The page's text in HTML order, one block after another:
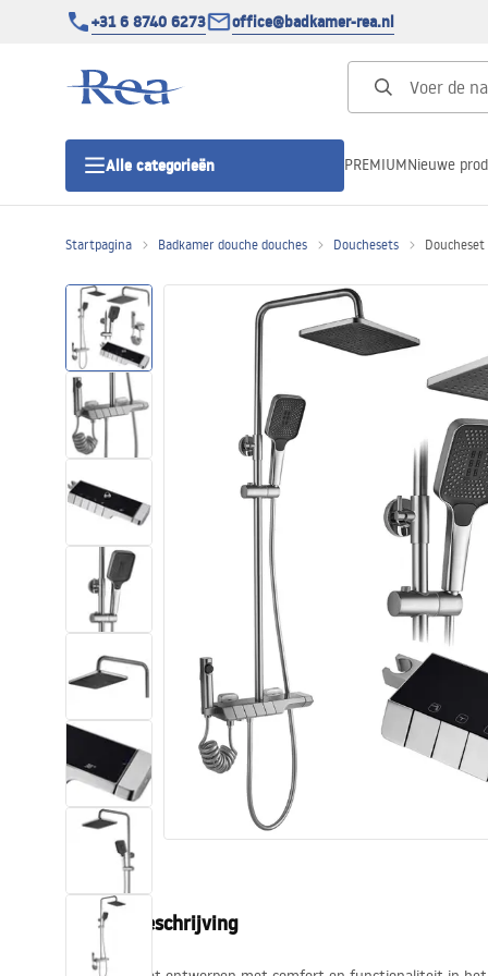
+31 6 8740 6273 office@badkamer-rea.nl
Alle categorieën
Douchedeur
Douchebakken
Lineaire Douchegoten
Toiletten
Wastafels
Baden en badwanden
Kranen
Douches
Keuken
PREMIUMNieuwe
Startpagina Badkamer douche douches Douchesets
Productbeschrijving